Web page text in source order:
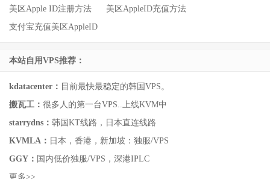
美区Apple ID注册方法
美区AppleID充值方法
支付宝充值美区AppleID
本站自用VPS推荐：
kdatacenter： 目前最快最稳定的韩国VPS。
搬瓦工： 很多人的第一台VPS..上线KVM中
starrydns： 韩国KT线路，日本直连线路
KVMLA： 日本，香港，新加坡：独服/VPS
GGY： 国内低价独服/VPS，深港IPLC
更多>>